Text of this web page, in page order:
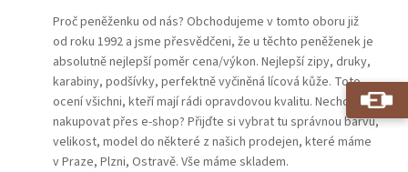
Proč peněženku od nás? Obchodujeme v tomto oboru již
od roku 1992 a jsme přesvědčeni, že u těchto peněženek je
absolutně nejlepší poměr cena/výkon. Nejlepší zipy, druky,
karabiny, podšívky, perfektně vyčiněná lícová kůže. Toto
ocení všichni, kteří mají rádi opravdovou kvalitu. Nechcete
nakupovat přes e-shop? Přijďte si vybrat tu správnou barvu,
velikost, model do některé z našich prodejen, které máme
v Praze, Plzni, Ostravě. Vše máme skladem.